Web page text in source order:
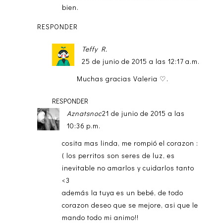
bien.
RESPONDER
Teffy R.
25 de junio de 2015 a las 12:17 a.m.
Muchas gracias Valeria ♡.
RESPONDER
Aznatsnoc21 de junio de 2015 a las
10:36 p.m.
cosita mas linda, me rompió el corazon :
( los perritos son seres de luz, es
inevitable no amarlos y cuidarlos tanto
<3
además la tuya es un bebé, de todo
corazon deseo que se mejore, asi que le
mando todo mi animo!!